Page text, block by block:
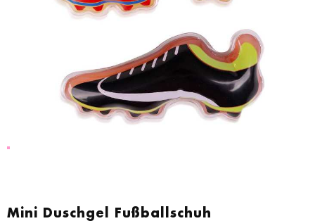
Mini Duschgel Fußballschuh
Anfang